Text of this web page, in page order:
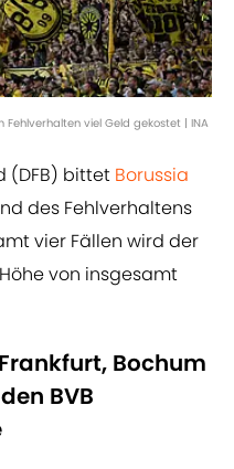
viel Geld gekostet | INA
(DFB) bittet Borussia
des Fehlverhaltens
vier Fällen wird der
von insgesamt
Bochum
BVB